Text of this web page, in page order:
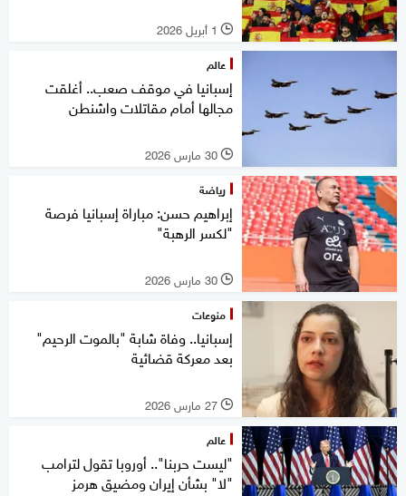
l 1 أبريل 2026
عالم
إسبانيا في موقف صعب.. أغلقت
مجالها أمام مقاتلات واشنطن
l 30 مارس 2026
رياضة
إبراهيم حسن: مباراة إسبانيا فرصة
"لكسر الرهبة"
l 30 مارس 2026
منوعات
إسبانيا.. وفاة شابة "بالموت الرحيم"
بعد معركة قضائية
l 27 مارس 2026
عالم
"ليست حربنا".. أوروبا تقول لترامب
"لا" بشأن إيران ومضيق هرمز